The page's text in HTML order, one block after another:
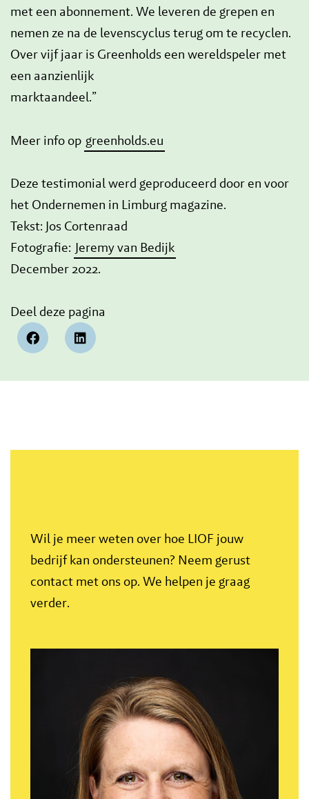
met een abonnement. We leveren de grepen en
nemen ze na de levenscyclus terug om te recyclen.
Over vijf jaar is Greenholds een wereldspeler met
een aanzienlijk
marktaandeel.”
Meer info op greenholds.eu
Deze testimonial werd geproduceerd door en voor
het Ondernemen in Limburg magazine.
Tekst: Jos Cortenraad
Fotografie: Jeremy van Bedijk
December 2022.
Deel deze pagina
Wil je meer weten over hoe LIOF jouw
bedrijf kan ondersteunen? Neem gerust
contact met ons op. We helpen je graag
verder.